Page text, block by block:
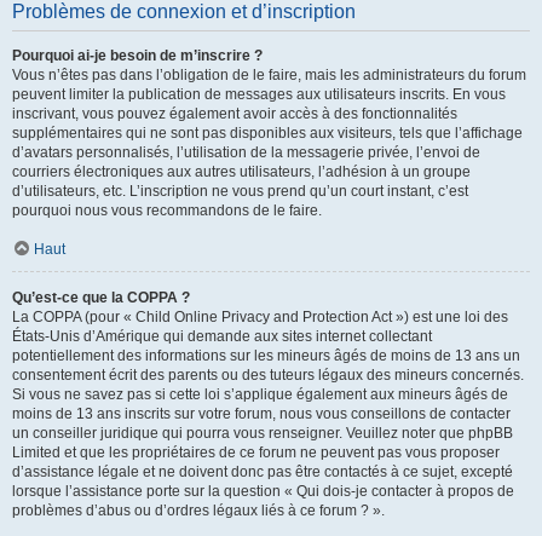
Problèmes de connexion et d’inscription
Pourquoi ai-je besoin de m’inscrire ?
Vous n’êtes pas dans l’obligation de le faire, mais les administrateurs du forum
peuvent limiter la publication de messages aux utilisateurs inscrits. En vous
inscrivant, vous pouvez également avoir accès à des fonctionnalités
supplémentaires qui ne sont pas disponibles aux visiteurs, tels que l’affichage
d’avatars personnalisés, l’utilisation de la messagerie privée, l’envoi de
courriers électroniques aux autres utilisateurs, l’adhésion à un groupe
d’utilisateurs, etc. L’inscription ne vous prend qu’un court instant, c’est
pourquoi nous vous recommandons de le faire.
Haut
Qu’est-ce que la COPPA ?
La COPPA (pour « Child Online Privacy and Protection Act ») est une loi des
États-Unis d’Amérique qui demande aux sites internet collectant
potentiellement des informations sur les mineurs âgés de moins de 13 ans un
consentement écrit des parents ou des tuteurs légaux des mineurs concernés.
Si vous ne savez pas si cette loi s’applique également aux mineurs âgés de
moins de 13 ans inscrits sur votre forum, nous vous conseillons de contacter
un conseiller juridique qui pourra vous renseigner. Veuillez noter que phpBB
Limited et que les propriétaires de ce forum ne peuvent pas vous proposer
d’assistance légale et ne doivent donc pas être contactés à ce sujet, excepté
lorsque l’assistance porte sur la question « Qui dois-je contacter à propos de
problèmes d’abus ou d’ordres légaux liés à ce forum ? ».